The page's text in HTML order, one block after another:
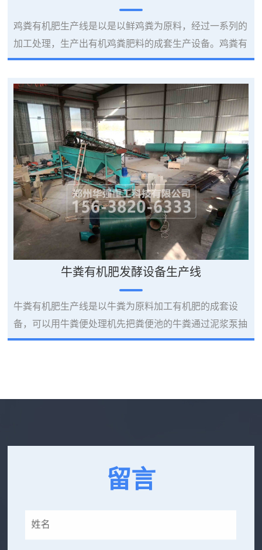
鸡粪有机肥生产线是以是以鲜鸡粪为原料，经过一系列的
加工处理，生产出有机鸡粪肥料的成套生产设备。鸡粪有
机肥生产工艺流程大致包括为：原料选配（鸡粪等）→干
库。鸡粪有机肥生产设备：发酵系统由进料输送机、生物
除臭机、混合搅拌机、专有升降式翻抛机及电气自动控制
系统等组成；干燥系统的主要设备有皮带输送机、转筒干
燥机、冷却机、引风机、热风炉等；除臭除尘系统...
牛粪有机肥发酵设备生产线
牛粪有机肥生产线是以牛粪为原料加工有机肥的成套设
备，可以用牛粪便处理机先把粪便池的牛粪通过泥浆泵抽
送到设备里，经过设备脱水即可，处理后水分在40%左
留言